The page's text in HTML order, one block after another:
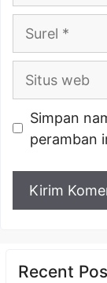
Surel
Situs
web
Simpan
peramban
Recent